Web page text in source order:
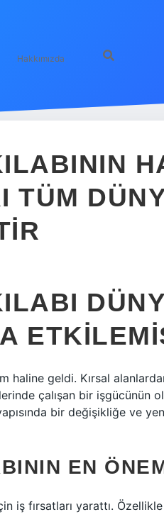
Hakkımızda
TÜM
haline geldi. Kırsal
çalışan bir işgücünün
bir değişikliğe ve
EN
iş fırsatları yarattı.